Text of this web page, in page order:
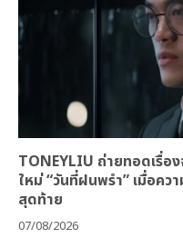
TONEYLIU ถ่ายทอดเรื่อ
ใหม่ “วันที่ฝนพรำ” เมื่อคว
สุดท้าย
07/08/2026